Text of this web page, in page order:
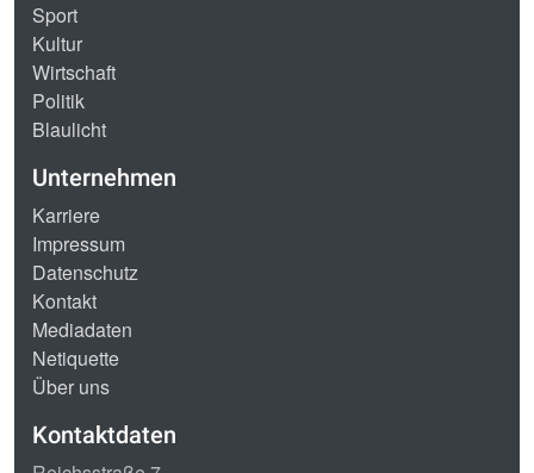
Sport
Kultur
Wirtschaft
Politik
Blaulicht
Unternehmen
Karriere
Impressum
Datenschutz
Kontakt
Mediadaten
Netiquette
Über uns
Kontaktdaten